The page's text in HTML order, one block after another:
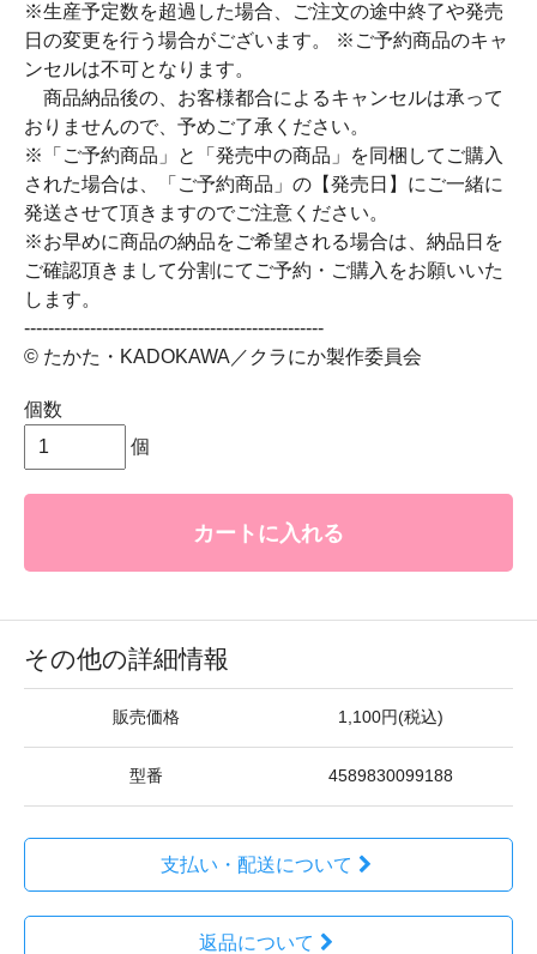
※生産予定数を超過した場合、ご注文の途中終了や発売
日の変更を行う場合がございます。 ※ご予約商品のキャ
ンセルは不可となります。
商品納品後の、お客様都合によるキャンセルは承って
おりませんので、予めご了承ください。
※「ご予約商品」と「発売中の商品」を同梱してご購入
された場合は、「ご予約商品」の【発売日】にご一緒に
発送させて頂きますのでご注意ください。
※お早めに商品の納品をご希望される場合は、納品日を
ご確認頂きまして分割にてご予約・ご購入をお願いいた
します。
--------------------------------------------------
© たかた・KADOKAWA／クラにか製作委員会
個数
個
カートに入れる
その他の詳細情報
販売価格 1,100円(税込)
型番 4589830099188
支払い・配送について
返品について